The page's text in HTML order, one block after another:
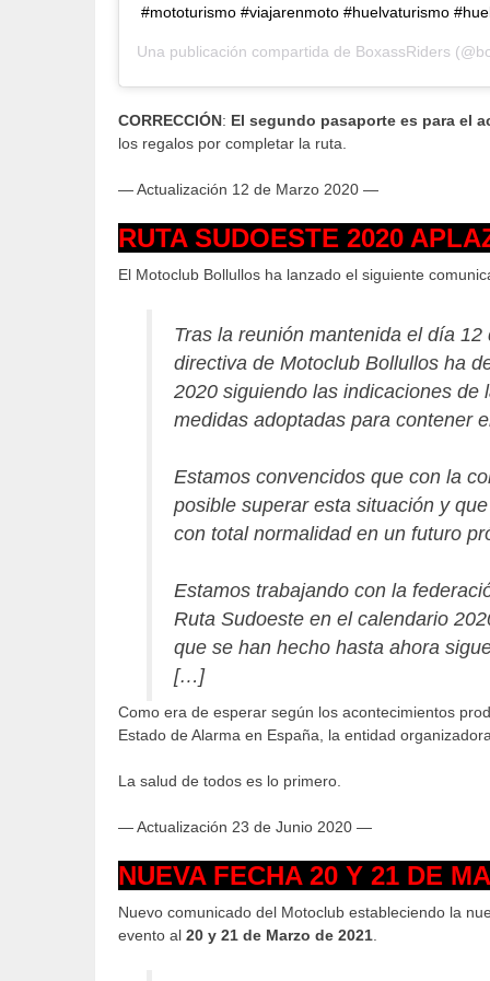
#mototurismo #viajarenmoto #huelvaturismo
Una publicación compartida de BoxassRiders
CORRECCIÓN: El segundo pasaporte es para el
los regalos por completar la ruta.
— Actualización 12 de Marzo 2020 —
RUTA SUDOESTE 2020
El Motoclub Bollullos ha lanzado el siguiente
Tras la reunión mantenida el día
directiva de Motoclub Bollullos ha
2020 siguiendo las indicaciones
medidas adoptadas para contener
Estamos convencidos que con la
posible superar esta situación y
con total normalidad en un futuro
Estamos trabajando con la
Ruta Sudoeste en el calendario
que se han hecho hasta ahora
[…]
Como era de esperar según los acontecimientos
Estado de Alarma en España, la entidad
La salud de todos es lo primero.
— Actualización 23 de Junio 2020 —
NUEVA FECHA 20 Y 21 DE
Nuevo comunicado del Motoclub estableciendo la
evento al 20 y 21 de Marzo de 2021.